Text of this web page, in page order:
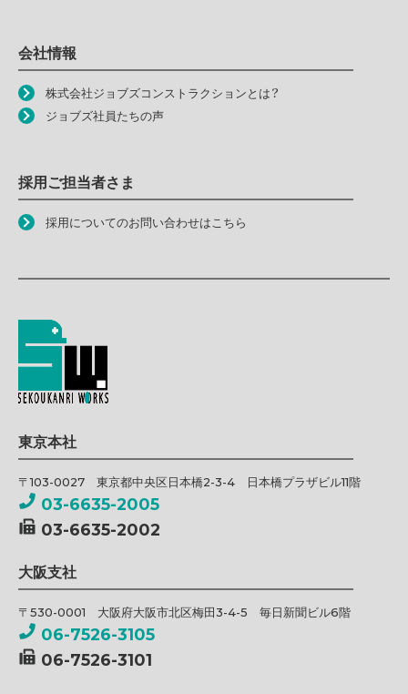
会社情報
株式会社ジョブズコンストラクションとは？
ジョブズ社員たちの声
採用ご担当者さま
採用についてのお問い合わせはこちら
東京本社
〒103-0027 東京都中央区日本橋2-3-4 日本橋プラザビル11階
03-6635-2005
03-6635-2002
大阪支社
〒530-0001 大阪府大阪市北区梅田3-4-5 毎日新聞ビル6階
06-7526-3105
06-7526-3101